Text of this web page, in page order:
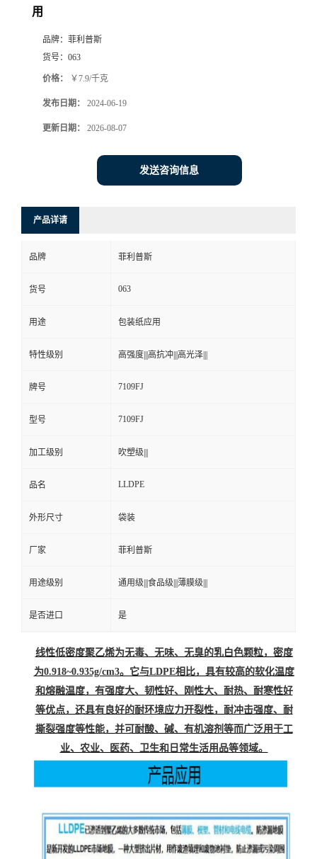
用
品牌： 菲利普斯
货号： 063
价格： ￥7.9/千克
发布日期： 2024-06-19
更新日期： 2026-08-07
发送咨询信息
产品详请
品牌 菲利普斯
货号 063
用途 包装纸应用
特性级别 高强度|||高抗冲|||高光泽|||
牌号 7109FJ
型号 7109FJ
加工级别 吹塑级|||
品名 LLDPE
外形尺寸 袋装
厂家 菲利普斯
用途级别 通用级|||食品级|||薄膜级|||
是否进口 是
线性低密度聚乙烯为无毒、无味、无臭的乳白色颗粒，密度
为0.918~0.935g/cm3。它与LDPE相比，具有较高的软化温度
和熔融温度，有强度大、韧性好、刚性大、耐热、耐寒性好
等优点，还具有良好的耐环境应力开裂性，耐冲击强度、耐
撕裂强度等性能，并可耐酸、碱、有机溶剂等而广泛用于工
业、农业、医药、卫生和日常生活用品等领域。